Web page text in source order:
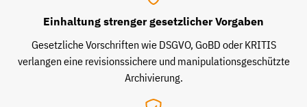
Einhaltung strenger gesetzlicher Vorgaben
Gesetzliche Vorschriften wie DSGVO, GoBD oder KRITIS
verlangen eine revisionssichere und manipulationsgeschützte
Archivierung.